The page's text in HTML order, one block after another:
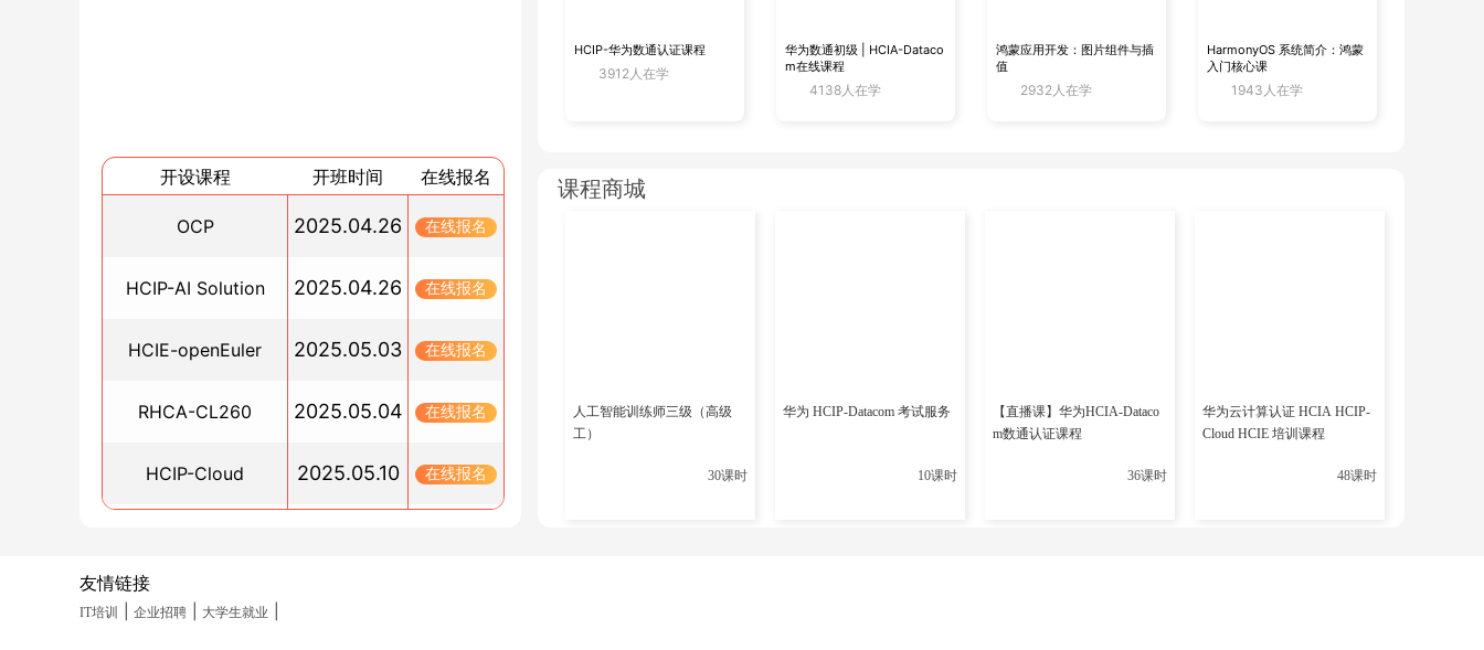
2025/08/19
OpenEuler 支持的主流编程语言盘点
2025/08/14
2025/08/08
策略大全
20 大核心网络协议详解：从 TCP/IP 到 OSPF，原
理
2025/08/07
           Universal time: 三 2024-05-20 06:30:00 UTC  # 世界标准时间（UTC）
                 RTC time: 三 2024-05-20 06:30:00      # 硬件时钟时间
                Time zone: Asia/Shanghai (CST, +0800)  # 当前时区（亚洲/上海，CST，UTC+8）
开设课程 开班时间 在线报名
OCP 2025.04.26 在线报名
HCIP-AI Solution 2025.04.26 在线报名
HCIE-openEuler 2025.05.03 在线报名
RHCA-CL260 2025.05.04 在线报名
HCIP-Cloud 2025.05.10 在线报名
HCIA-Datacom(晚班)
HCIP-华为数通认证课程
3912人在学
华为数通初级 | HCIA-Dataco
m在线课程
4138人在学
鸿蒙应用开发：图片组件与插
值
2932人在学
HarmonyOS 系统简介：鸿蒙
入门核心课
1943人在学
课程商城
人工智能训练师三级（高级
工）
30课时
华为 HCIP-Datacom 考试服务
10课时
【直播课】华为HCIA-Dataco
m数通认证课程
36课时
华为云计算认证 HCIA HCIP-
Cloud HCIE 培训课程
48课时
友情链接
IT培训 企业招聘 大学生就业